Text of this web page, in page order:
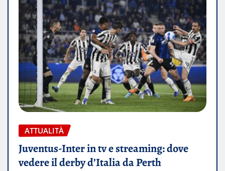
ATTUALITÀ
Juventus-Inter in tv e streaming: dove
vedere il derby d’Italia da Perth